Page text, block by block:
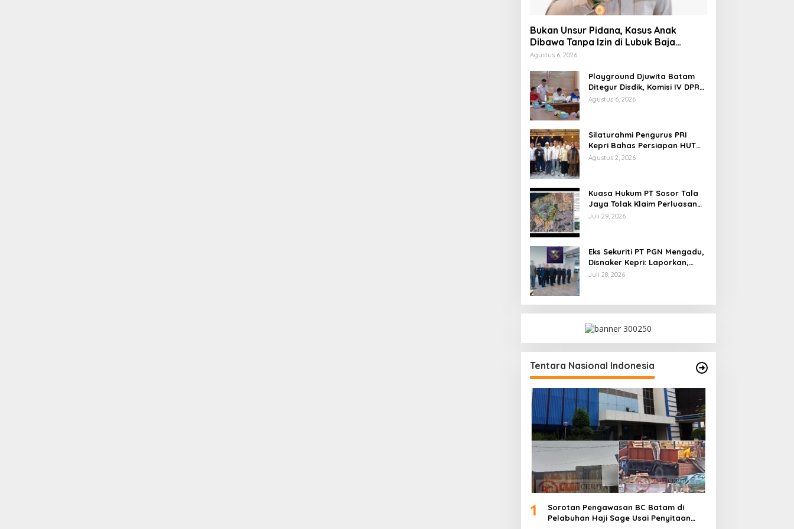
Bukan Unsur Pidana, Kasus Anak
Dibawa Tanpa Izin di Lubuk Baja
Dihentikan
Agustus 6, 2026
Playground Djuwita Batam
Ditegur Disdik, Komisi IV DPRD
Jadwalkan Sidak
Agustus 6, 2026
Silaturahmi Pengurus PRI
Kepri Bahas Persiapan HUT
Ke-1 dan Penguatan
Agustus 2, 2026
Kuasa Hukum PT Sosor Tala
Jaya Tolak Klaim Perluasan
Kampung Tua Batu Merah
Juli 29, 2026
Eks Sekuriti PT PGN Mengadu,
Disnaker Kepri: Laporkan,
Kami Tindak Lanjuti
Juli 28, 2026
Tentara Nasional Indonesia
1
Sorotan Pengawasan BC Batam di
Pelabuhan Haji Sage Usai Penyitaan